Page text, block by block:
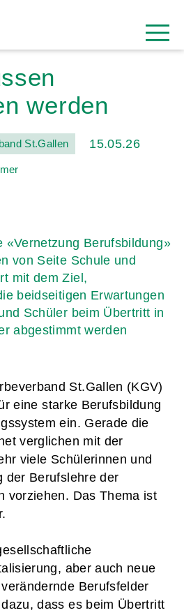
werden
St.Gallen 15.05.26
«Vernetzung Berufsbildung»
von Seite Schule und
mit dem Ziel,
beidseitigen Erwartungen
Schüler beim Übertritt in
abgestimmt werden
St.Gallen (KGV)
eine starke Berufsbildung
ein. Gerade die
verglichen mit der
viele Schülerinnen und
der Berufslehre der
vorziehen. Das Thema ist
aber auch neue
Berufsfelder
dass es beim Übertritt